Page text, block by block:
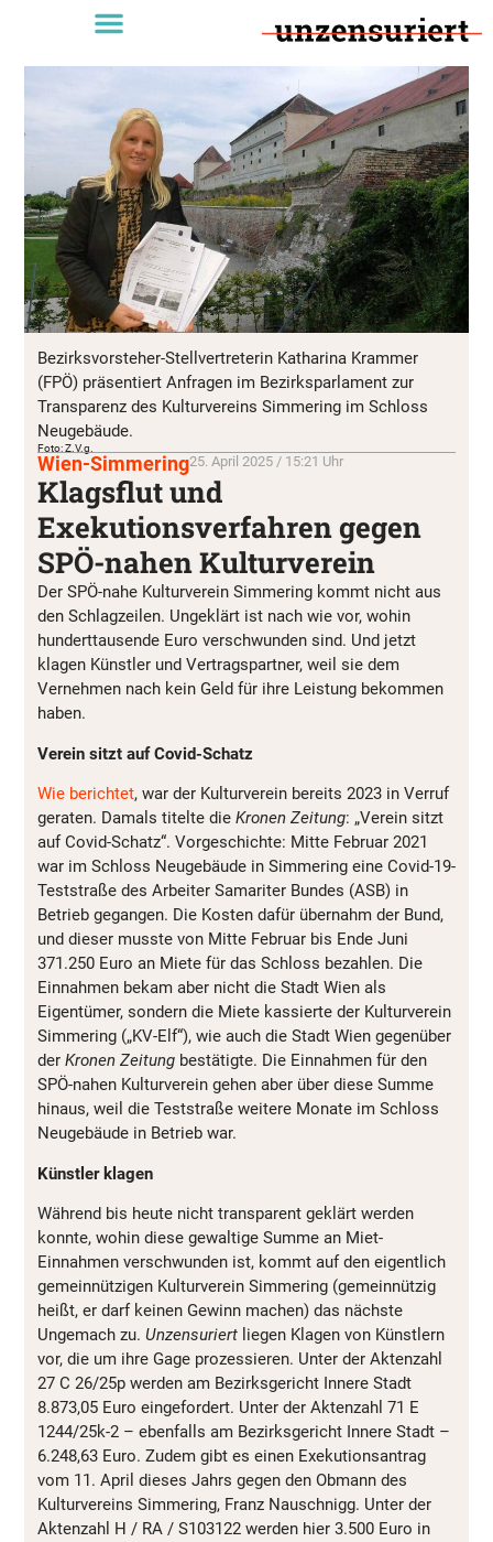
Bezirksvorsteher-Stellvertreterin Katharina Krammer
(FPÖ) präsentiert Anfragen im Bezirksparlament zur
Transparenz des Kulturvereins Simmering im Schloss
Neugebäude.
Foto: Z.V.g.
Wien-Simmering25. April 2025 / 15:21 Uhr
Klagsflut und
Exekutionsverfahren gegen
SPÖ-nahen Kulturverein
Der SPÖ-nahe Kulturverein Simmering kommt nicht aus
den Schlagzeilen. Ungeklärt ist nach wie vor, wohin
hunderttausende Euro verschwunden sind. Und jetzt
klagen Künstler und Vertragspartner, weil sie dem
Vernehmen nach kein Geld für ihre Leistung bekommen
haben.
Verein sitzt auf Covid-Schatz
Wie berichtet, war der Kulturverein bereits 2023 in Verruf
geraten. Damals titelte die Kronen Zeitung: „Verein sitzt
auf Covid-Schatz“. Vorgeschichte: Mitte Februar 2021
war im Schloss Neugebäude in Simmering eine Covid-19-
Teststraße des Arbeiter Samariter Bundes (ASB) in
Betrieb gegangen. Die Kosten dafür übernahm der Bund,
und dieser musste von Mitte Februar bis Ende Juni
371.250 Euro an Miete für das Schloss bezahlen. Die
Einnahmen bekam aber nicht die Stadt Wien als
Eigentümer, sondern die Miete kassierte der Kulturverein
Simmering („KV-Elf“), wie auch die Stadt Wien gegenüber
der Kronen Zeitung bestätigte. Die Einnahmen für den
SPÖ-nahen Kulturverein gehen aber über diese Summe
hinaus, weil die Teststraße weitere Monate im Schloss
Neugebäude in Betrieb war.
Künstler klagen
Während bis heute nicht transparent geklärt werden
konnte, wohin diese gewaltige Summe an Miet-
Einnahmen verschwunden ist, kommt auf den eigentlich
gemeinnützigen Kulturverein Simmering (gemeinnützig
heißt, er darf keinen Gewinn machen) das nächste
Ungemach zu. Unzensuriert liegen Klagen von Künstlern
vor, die um ihre Gage prozessieren. Unter der Aktenzahl
27 C 26/25p werden am Bezirksgericht Innere Stadt
8.873,05 Euro eingefordert. Unter der Aktenzahl 71 E
1244/25k-2 – ebenfalls am Bezirksgericht Innere Stadt –
6.248,63 Euro. Zudem gibt es einen Exekutionsantrag
vom 11. April dieses Jahrs gegen den Obmann des
Kulturvereins Simmering, Franz Nauschnigg. Unter der
Aktenzahl H / RA / S103122 werden hier 3.500 Euro in